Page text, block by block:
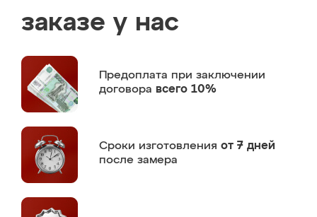
заказе у нас
Предоплата при заключении
договора всего 10%
Сроки изготовления от 7 дней
после замера